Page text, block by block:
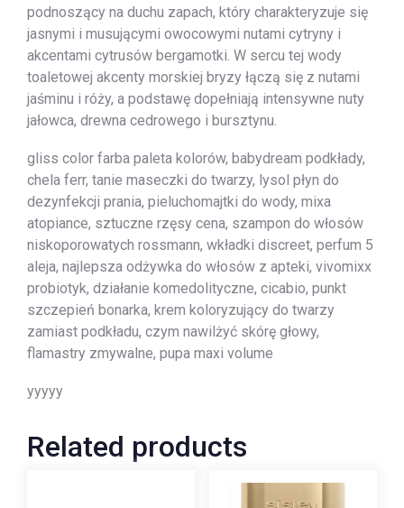
podnoszący na duchu zapach, który charakteryzuje się
jasnymi i musującymi owocowymi nutami cytryny i
akcentami cytrusów bergamotki. W sercu tej wody
toaletowej akcenty morskiej bryzy łączą się z nutami
jaśminu i róży, a podstawę dopełniają intensywne nuty
jałowca, drewna cedrowego i bursztynu.
gliss color farba paleta kolorów, babydream podkłady,
chela ferr, tanie maseczki do twarzy, lysol płyn do
dezynfekcji prania, pieluchomajtki do wody, mixa
atopiance, sztuczne rzęsy cena, szampon do włosów
niskoporowatych rossmann, wkładki discreet, perfum 5
aleja, najlepsza odżywka do włosów z apteki, vivomixx
probiotyk, działanie komedolityczne, cicabio, punkt
szczepień bonarka, krem koloryzujący do twarzy
zamiast podkładu, czym nawilżyć skórę głowy,
flamastry zmywalne, pupa maxi volume
yyyyy
Related products